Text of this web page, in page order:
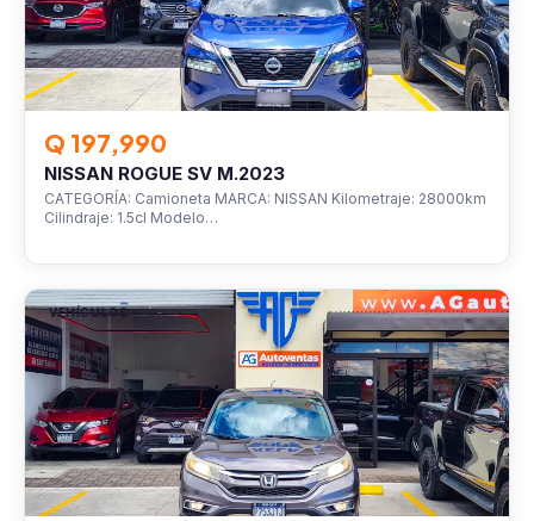
Q 197,990
NISSAN ROGUE SV M.2023
CATEGORÍA: Camioneta MARCA: NISSAN Kilometraje: 28000km
Cilindraje: 1.5cl Modelo…
VEHÍCULOS